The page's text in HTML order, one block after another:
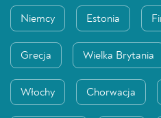
Niemcy Estonia
Grecja Wielka Brytania
Włochy Chorwacja